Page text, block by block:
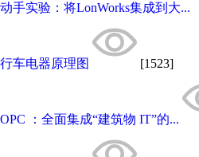
动手实验：将LonWorks集成到大...
行车电器原理图 [1523]
OPC ：全面集成“建筑物 IT”的...